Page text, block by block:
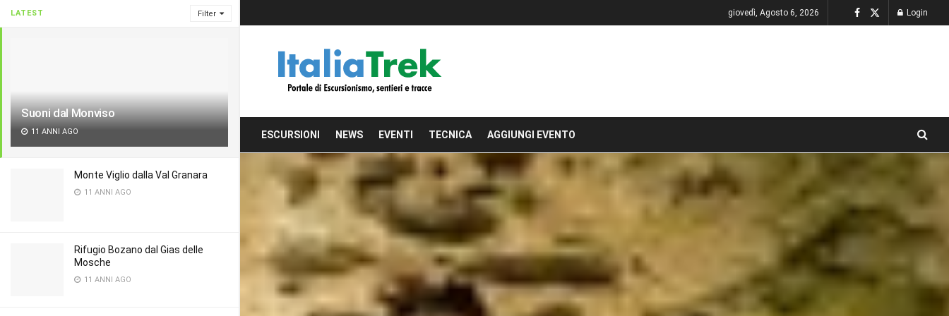
LATEST Filter
Suoni dal Monviso
11 ANNI AGO
Monte Viglio dalla Val Granara
11 ANNI AGO
Rifugio Bozano dal Gias delle
Mosche
11 ANNI AGO
giovedì, Agosto 6, 2026 Login
ESCURSIONI NEWS EVENTI TECNICA AGGIUNGI EVENTO